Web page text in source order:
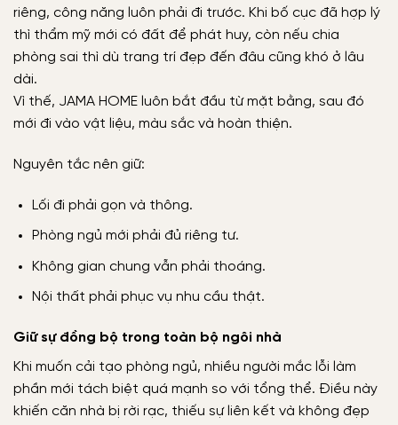
riêng, công năng luôn phải đi trước. Khi bố cục đã hợp lý
thì thẩm mỹ mới có đất để phát huy, còn nếu chia
phòng sai thì dù trang trí đẹp đến đâu cũng khó ở lâu
dài.
Vì thế, JAMA HOME luôn bắt đầu từ mặt bằng, sau đó
mới đi vào vật liệu, màu sắc và hoàn thiện.
Nguyên tắc nên giữ:
Lối đi phải gọn và thông.
Phòng ngủ mới phải đủ riêng tư.
Không gian chung vẫn phải thoáng.
Nội thất phải phục vụ nhu cầu thật.
Giữ sự đồng bộ trong toàn bộ ngôi nhà
Khi muốn cải tạo phòng ngủ, nhiều người mắc lỗi làm
phần mới tách biệt quá mạnh so với tổng thể. Điều này
khiến căn nhà bị rời rạc, thiếu sự liên kết và không đẹp